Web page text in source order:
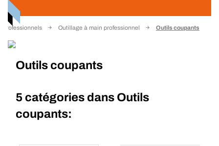
professionnels Outillage à main professionnel Outils coupants
Outils coupants
5 catégories dans Outils
coupants: